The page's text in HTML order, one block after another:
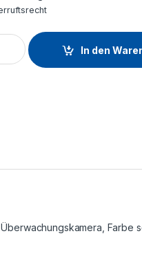
In den
Farbe